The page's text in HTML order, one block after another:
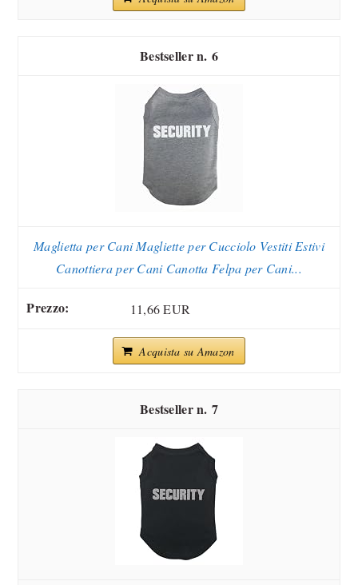
6
Maglietta per Cani Magliette per Cucciolo Vestiti Estivi
Canottiera per Cani Canotta Felpa per Cani...
11,66 EUR
Acquista su Amazon
7